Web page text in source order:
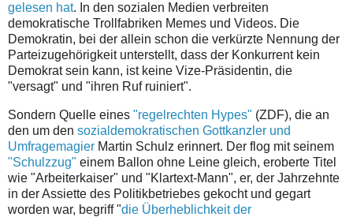
gelesen hat. In den sozialen Medien verbreiten
demokratische Trollfabriken Memes und Videos. Die
Demokratin, bei der allein schon die verkürzte Nennung der
Parteizugehörigkeit unterstellt, dass der Konkurrent kein
Demokrat sein kann, ist keine Vize-Präsidentin, die
"versagt" und "ihren Ruf ruiniert".
Sondern Quelle eines "regelrechten Hypes" (ZDF), die an
den um den sozialdemokratischen Gottkanzler und
Umfragemagier Martin Schulz erinnert. Der flog mit seinem
"Schulzzug" einem Ballon ohne Leine gleich, eroberte Titel
wie "Arbeiterkaiser" und "Klartext-Mann", er, der Jahrzehnte
in der Assiette des Politikbetriebes gekocht und gegart
worden war, begriff "die Überheblichkeit der